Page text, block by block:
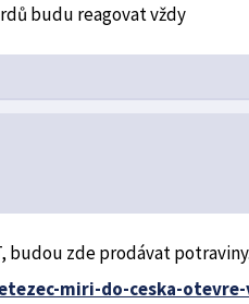
budu reagovat vždy
budou zde prodávat
miri-do-ceska-